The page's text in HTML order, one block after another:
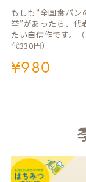
もしも“全国食パン
挙”があったら、代
たい自信作です。
代330円）
¥980